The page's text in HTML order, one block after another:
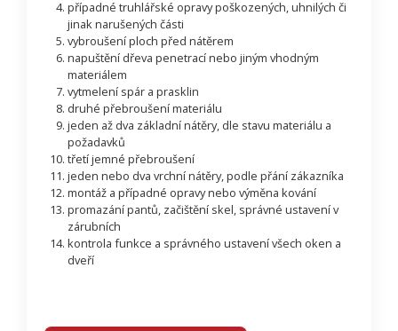
případné truhlářské opravy poškozených, uhnilých či
jinak narušených části
vybroušení ploch před nátěrem
napuštění dřeva penetrací nebo jiným vhodným
materiálem
vytmelení spár a prasklin
druhé přebroušení materiálu
jeden až dva základní nátěry, dle stavu materiálu a
požadavků
třetí jemné přebroušení
jeden nebo dva vrchní nátěry, podle přání zákazníka
montáž a případné opravy nebo výměna kování
promazání pantů, začištění skel, správné ustavení v
zárubních
kontrola funkce a správného ustavení všech oken a
dveří